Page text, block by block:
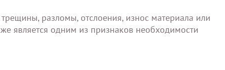
разломы, отслоения, износ материала или
является одним из признаков необходимости